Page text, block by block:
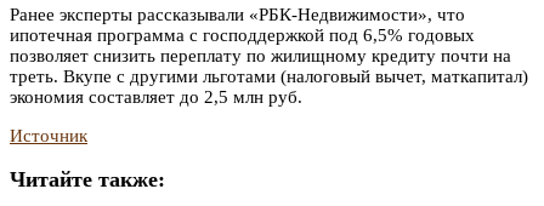
Ранее эксперты рассказывали «РБК-Недвижимости», что
ипотечная программа с господдержкой под 6,5% годовых
позволяет снизить переплату по жилищному кредиту почти на
треть. Вкупе с другими льготами (налоговый вычет, маткапитал)
экономия составляет до 2,5 млн руб.
Источник
Читайте также: